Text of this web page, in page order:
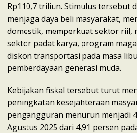
Rp110,7 triliun. Stimulus tersebut
menjaga daya beli masyarakat,
domestik, memperkuat sektor riil,
sektor padat karya, program
diskon transportasi pada masa
pemberdayaan generasi muda.
Kebijakan fiskal tersebut turut
peningkatan kesejahteraan
pengangguran menurun menjadi
Agustus 2025 dari 4,91 persen